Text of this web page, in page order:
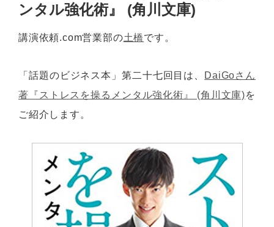
ンタル強化術』 (角川文庫)
講演依頼.com営業部の土橋です。
「話題のビジネス本」第二十七回目は、
DaiGoさん
著『ストレスを操るメンタル強化術』 (角川文庫)を
ご紹介します。